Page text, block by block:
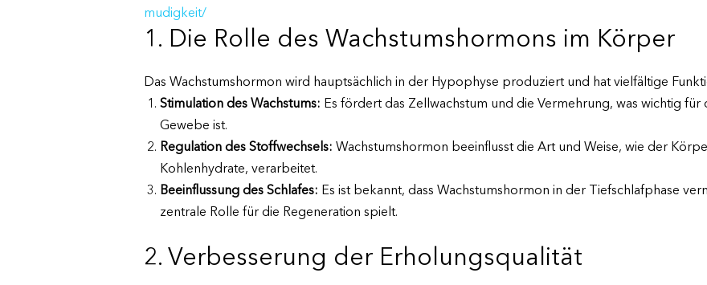
mudigkeit/
1. Die Rolle des Wachstumshormons im Körper
Das Wachstumshormon wird hauptsächlich in der Hypophyse produziert und hat vielfältige
Stimulation des Wachstums: Es fördert das Zellwachstum und die Vermehrung, was wichtig
Gewebe ist.
Regulation des Stoffwechsels: Wachstumshormon beeinflusst die Art und Weise, wie der
Kohlenhydrate, verarbeitet.
Beeinflussung des Schlafes: Es ist bekannt, dass Wachstumshormon in der Tiefschlafphase
zentrale Rolle für die Regeneration spielt.
2. Verbesserung der Erholungsqualität